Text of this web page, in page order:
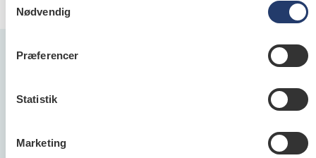
Nødvendig
Præferencer
Statistik
Marketing
hos Tandlægebladets annoncecenter.
Dentaljob.dk
Dentaljob.dk er Danmarks største jobportal for
alle ansatte inden for dental­verdenen og